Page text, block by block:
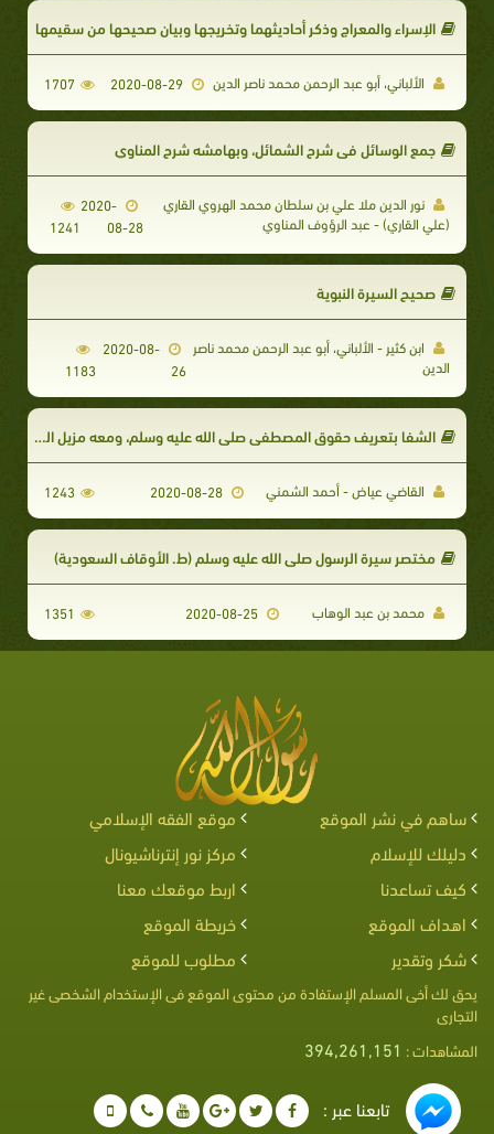
الإسراء والمعراج وذكر أحاديثهما وتخريجها وبيان صحيحها من سقيمها
الألباني، أبو عبد الرحمن محمد ناصر الدين 1707
جمع الوسائل في شرح الشمائل، وبهامشه شرح المناوي
نور الدين ملا علي بن سلطان محمد الهروي القاري
(علي القاري) - عبد الرؤوف المناوي
2020-
08-28
1241
صحيح السيرة النبوية
ابن كثير - الألباني، أبو عبد الرحمن محمد ناصر
الدين
2020-08-
26
1183
الشفا بتعريف حقوق المصطفى صلى الله عليه وسلم، ومعه مزيل الخفاء عن ألفاظ الشفاء
القاضي عياض - أحمد الشمني 1243
مختصر سيرة الرسول صلى الله عليه وسلم (ط. الأوقاف السعودية)
محمد بن عبد الوهاب 2020-08-25
1351
ساهم في نشر الموقع
موقع الفقه الإسلامي
دليلك للإسلام
مركز نور إنترناشيونال
كيف تساعدنا
اربط موقعك معنا
اهداف الموقع
خريطة الموقع
شكر وتقدير
مطلوب للموقع
يحق لك أخى المسلم الإستفادة من محتوى الموقع فى الإستخدام الشخصى غير
التجارى
المشاهدات : 394,261,151
تابعنا عبر :